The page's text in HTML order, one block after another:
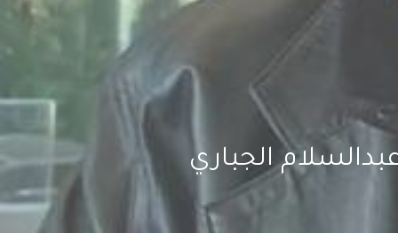
الجباري